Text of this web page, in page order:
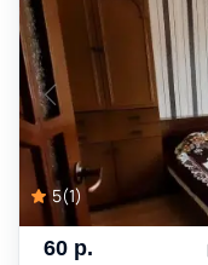
5(1)
60 р.